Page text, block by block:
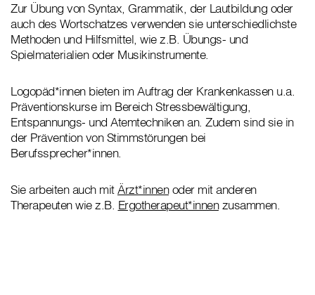
Zur Übung von Syntax, Grammatik, der Lautbildung oder
auch des Wortschatzes verwenden sie unterschiedlichste
Methoden und Hilfsmittel, wie z.B. Übungs- und
Spielmaterialien oder Musikinstrumente.
Logopäd*innen bieten im Auftrag der Krankenkassen u.a.
Präventionskurse im Bereich Stressbewältigung,
Entspannungs- und Atemtechniken an. Zudem sind sie in
der Prävention von Stimmstörungen bei
Berufssprecher*innen.
Sie arbeiten auch mitÄrzt*innenoder mit anderen
Therapeuten wie z.B. Ergotherapeut*innenzusammen.